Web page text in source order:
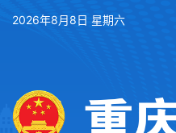
2026年8月8日 星期六